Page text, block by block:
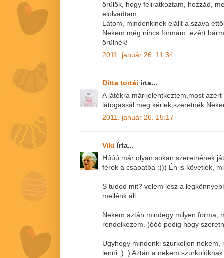
örülök, hogy feliratkoztam, hozzád,
elolvadtam.
Látom, mindenkinek elállt a szava
Nekem még nincs formám, ezért
örülnék!
2011. január 26. 11:34
Ditta tortái írta...
A játékra már jelentkeztem,most
látogassál meg kérlek,szeretnék
2011. január 26. 15:17
Viki írta...
Húúú már olyan sokan szeretnének
férek a csapatba :))) Én is követlek,
S tudod mit? velem lesz a
mellénk áll.
Nekem aztán mindegy milyen forma,
rendelkezem. (óóó pedig hogy
Ugyhogy mindenki szurkoljon
lenni :) :) Aztán a nekem